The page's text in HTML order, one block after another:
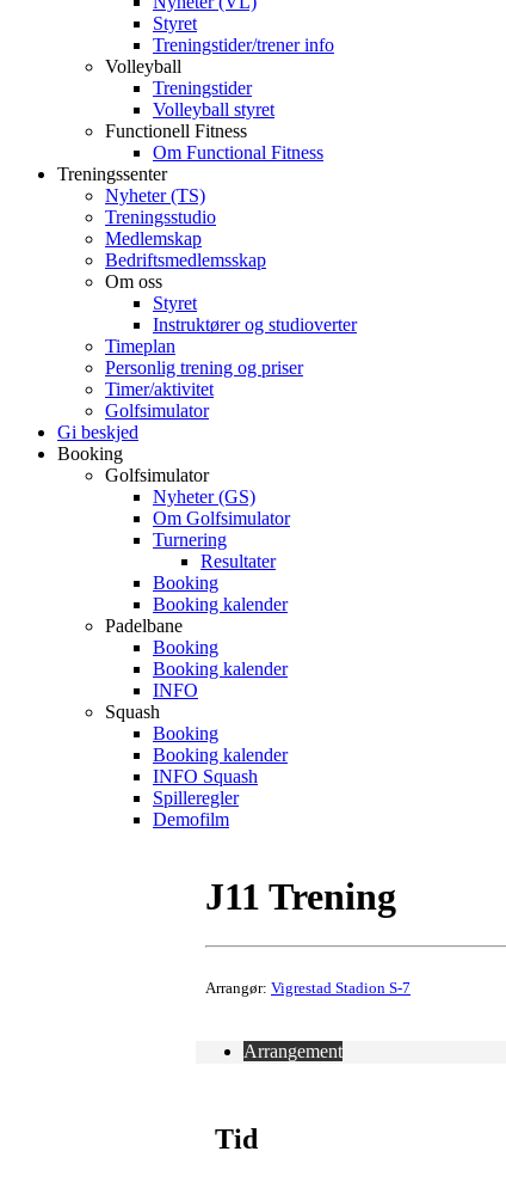
Styret
Treningstider/trener info
Volleyball
Treningstider
Volleyball styret
Functionell Fitness
Om Functional Fitness
Treningssenter
Nyheter (TS)
Treningsstudio
Medlemskap
Bedriftsmedlemsskap
Om oss
Styret
Instruktører og studioverter
Timeplan
Personlig trening og priser
Timer/aktivitet
Golfsimulator
Gi beskjed
Booking
Golfsimulator
Nyheter (GS)
Om Golfsimulator
Turnering
Resultater
Booking
Booking kalender
Padelbane
Booking
Booking kalender
INFO
Squash
Booking
Booking kalender
INFO Squash
Spilleregler
Demofilm
J11 Trening
Arrangør: Vigrestad Stadion S-7
Arrangement
Tid